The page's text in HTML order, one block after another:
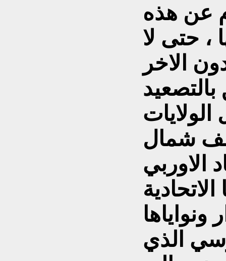
عن هذه
، حتى لا
الاخر
شمال
الاوربي
ونواياها
الذي